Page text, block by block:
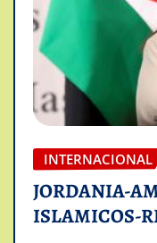
INTERNACIONAL
JORDANIA-
ISLAMICOS-